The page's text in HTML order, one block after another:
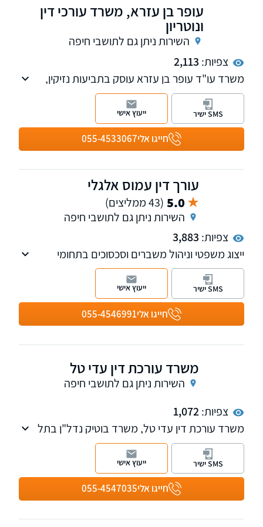
עופר בן עזרא, משרד עורכי דין
ונוטריון
השירות ניתן גם לתושבי חיפה
צפיות: 2,113
משרד עו"ד עופר בן עזרא עוסק בתביעות נזיקין,
תאונות דרכים לרבות ובפרט אופנועים, וביטוח כולל
ביטוח לאומי וועדות רפואיות, נזקי גוף ורכוש
בתאונות דרכים, תאונות עבודה, פציעות במרחב
הציבורי ועוד, ליטיגציה ושירותי נוטריון וייפוי כוח
מתמשך. בנוסף, במשרדנו עו"ד בתחום דיני
חייגו אלי055-4533067
SMS ישיר ייעוץ אישי
עורך דין עמוס אלגלי
5.0 (43 ממליצים)
השירות ניתן גם לתושבי חיפה
צפיות: 3,883
ייצוג משפטי וניהול משברים וסכסוכים בתחומי
המשפט האזרחי, העסקי והמשפחתי.
חייגו אלי055-4546991
SMS ישיר ייעוץ אישי
משרד עורכת דין עדי טל
השירות ניתן גם לתושבי חיפה
צפיות:1,072
משרד עורכת דין עדי טל, משרד בוטיק נדל"ן בתל
אביב. משרדנו מציע מענה מקצועי ואנושי. מטפל
בכל קשת עסקאות הנדל"ן. נשמח לקבוע עמכם
פגישת ייעוץ.
חייגו אלי055-4547035
SMS ישיר ייעוץ אישי